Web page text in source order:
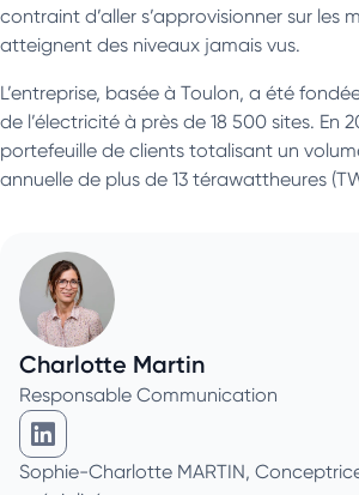
contraint d’aller s’approvisionner sur les
atteignent des niveaux jamais vus.
L’entreprise, basée à Toulon, a été
de l’électricité à près de 18 500 sites. En
portefeuille de clients totalisant un
annuelle de plus de 13 térawattheures
Charlotte Martin
Responsable Communication
Charlotte Martin sur Linkedin
Sophie-Charlotte MARTIN,